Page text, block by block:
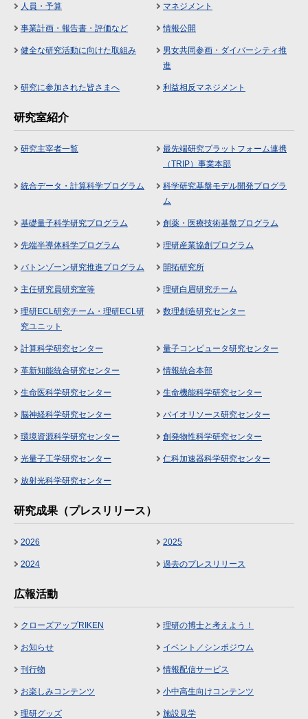
人員・予算 マネジメント
事業計画・報告書・評価など 情報公開
健全な研究活動に向けた取組み
男女共同参画・ダイバーシティ推
進
研究に参加された皆さまへ 利益相反マネジメント
研究室紹介
研究主宰者一覧
最先端研究プラットフォーム連携
（TRIP）事業本部
統合データ・計算科学プログラム
科学研究基盤モデル開発プログラ
ム
基礎量子科学研究プログラム 創薬・医療技術基盤プログラム
先端半導体科学プログラム 理研産業協創プログラム
バトンゾーン研究推進プログラム 開拓研究所
主任研究員研究室等 理研白眉研究チーム
理研ECL研究チーム・理研ECL研
究ユニット
数理創造研究センター
計算科学研究センター 量子コンピュータ研究センター
革新知能統合研究センター 情報統合本部
生命医科学研究センター 生命機能科学研究センター
脳神経科学研究センター バイオリソース研究センター
環境資源科学研究センター 創発物性科学研究センター
光量子工学研究センター 仁科加速器科学研究センター
放射光科学研究センター
研究成果（プレスリリース）
2026 2025
2024 過去のプレスリリース
広報活動
クローズアップRIKEN 理研の博士と考えよう！
お知らせ イベント／シンポジウム
刊行物 情報配信サービス
お楽しみコンテンツ 小中高生向けコンテンツ
理研グッズ 施設見学